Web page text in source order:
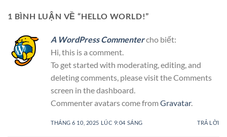
1 BÌNH LUẬN VỀ “HELLO WORLD!”
A WordPress Commentercho biết:
Hi, this is a comment.
To get started with moderating, editing, and
deleting comments, please visit the Comments
screen in the dashboard.
Commenter avatars come from Gravatar.
THÁNG 6 10, 2025 LÚC 9:04 SÁNG TRẢ LỜI